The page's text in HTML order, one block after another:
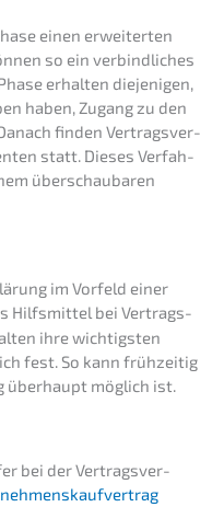
einen erwei­ter­ten
so ein verbind­li­ches
erhal­ten dieje­ni­gen,
haben, Zugang zu den
finden Vertrags­ver­
statt. Dieses Verfah­
überschau­ba­ren
im Vorfeld einer
Hilfs­mit­tel bei Vertrags­
ihre wichtigs­ten
fest. So kann frühzei­tig
überhaupt möglich ist.
bei der Vertrags­ver­